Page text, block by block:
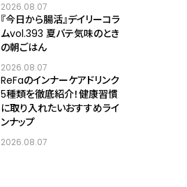
2026.08.07
『今日から腸活』デイリーコラ
ムvol.393 夏バテ気味のとき
の朝ごはん
2026.08.07
ReFaのインナーケアドリンク
5種類を徹底紹介！健康習慣
に取り入れたいおすすめライ
ンナップ
2026.08.07